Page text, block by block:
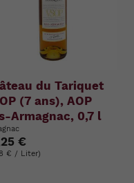
du Tariquet
(7 ans), AOP
Armagnac, 0,7 l
€
€ / Liter)